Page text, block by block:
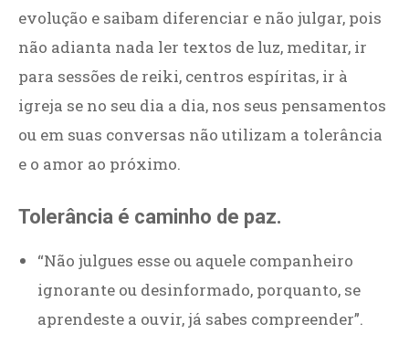
evolução e saibam diferenciar e não julgar, pois
não adianta nada ler textos de luz, meditar, ir
para sessões de reiki, centros espíritas, ir à
igreja se no seu dia a dia, nos seus pensamentos
ou em suas conversas não utilizam a tolerância
e o amor ao próximo.
Tolerância é caminho de paz.
“Não julgues esse ou aquele companheiro
ignorante ou desinformado, porquanto, se
aprendeste a ouvir, já sabes compreender”.